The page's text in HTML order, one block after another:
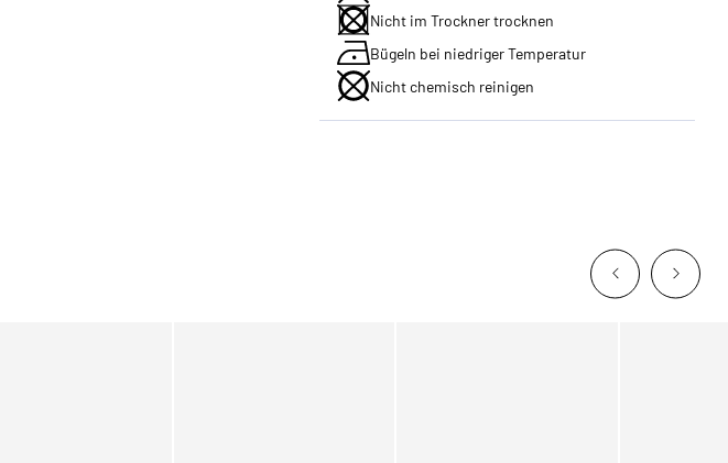
Nicht im Trockner trocknen
Bügeln bei niedriger Temperatur
Nicht chemisch reinigen